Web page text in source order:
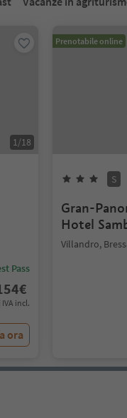
1/18
Pass
€
incl.
ora
Prenotabile online
S
Gran-
Hotel
Villandro,